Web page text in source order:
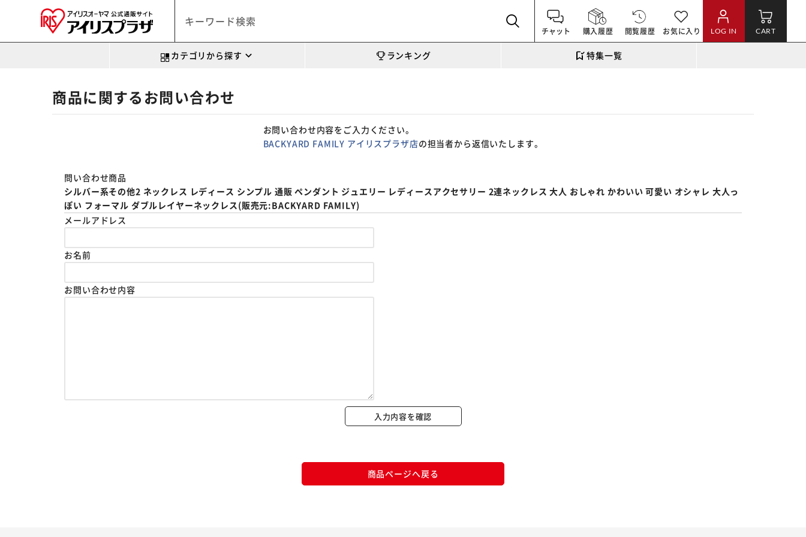
チャット 購入履歴 閲覧履歴 お気に入り LOG IN CART
カテゴリから探す ランキング 特集一覧
商品に関するお問い合わせ
お問い合わせ内容をご入力ください。
BACKYARD FAMILY アイリスプラザ店の担当者から返信いたします。
問い合わせ商品
シルバー系その他2 ネックレス レディース シンプル 通販 ペンダント ジュエリー レディースアクセサリー 2連ネックレス 大人 おしゃれ かわいい 可愛い オシャレ 大人っ
ぽい フォーマル ダブルレイヤーネックレス(販売元:BACKYARD FAMILY)
メールアドレス
お名前
お問い合わせ内容
入力内容を確認
商品ページへ戻る
カートに入れる